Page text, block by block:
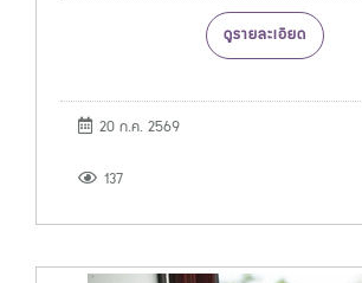
ดูรายละเอียด
20 ก.ค. 2569
137